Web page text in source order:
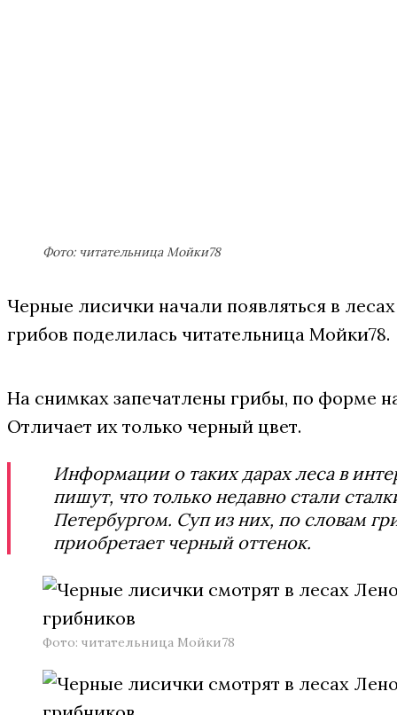
Фото: читательница Мойки78
Черные лисички начали появляться в
грибов поделилась читательница Мойки78.
На снимках запечатлены грибы, по форме
Отличает их только черный цвет.
Информации о таких дарах леса в
пишут, что только недавно стали
Петербургом. Суп из них, по словам
приобретает черный оттенок.
Фото: читательница Мойки78